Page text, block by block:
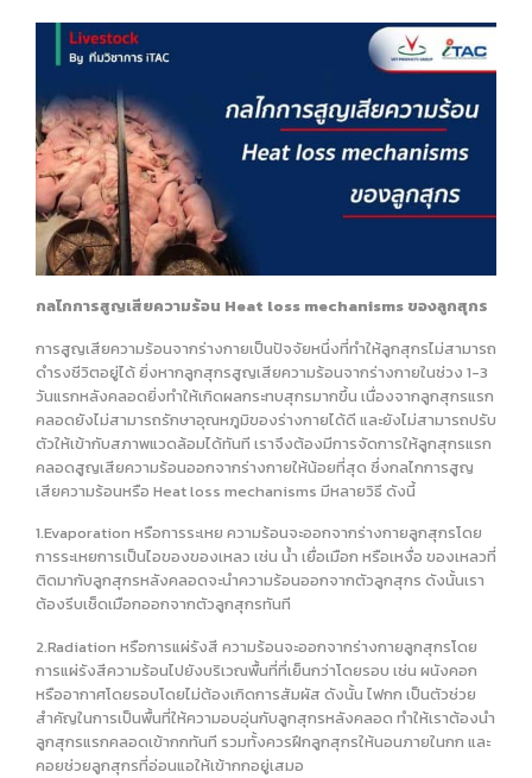
กลไกการสูญเสียความร้อน Heat loss mechanisms ของลูกสุกร
การสูญเสียความร้อนจากร่างกายเป็นปัจจัยหนึ่งที่ทำให้ลูกสุกรไม่สามารถ
ดำรงชีวิตอยู่ได้ ยิ่งหากลูกสุกรสูญเสียความร้อนจากร่างกายในช่วง 1-3
วันแรกหลังคลอดยิ่งทำให้เกิดผลกระทบสุกรมากขึ้น เนื่องจากลูกสุกรแรก
คลอดยังไม่สามารถรักษาอุณหภูมิของร่างกายได้ดี และยังไม่สามารถปรับ
ตัวให้เข้ากับสภาพแวดล้อมได้ทันที เราจึงต้องมีการจัดการให้ลูกสุกรแรก
คลอดสูญเสียความร้อนออกจากร่างกายให้น้อยที่สุด ซึ่งกลไกการสูญ
เสียความร้อนหรือ Heat loss mechanisms มีหลายวิธี ดังนี้
1.Evaporation หรือการระเหย ความร้อนจะออกจากร่างกายลูกสุกรโดย
การระเหยการเป็นไอของของเหลว เช่น น้ำ เยื่อเมือก หรือเหงื่อ ของเหลวที่
ติดมากับลูกสุกรหลังคลอดจะนำความร้อนออกจากตัวลูกสุกร ดังนั้นเรา
ต้องรีบเช็ดเมือกออกจากตัวลูกสุกรทันที
2.Radiation หรือการแผ่รังสี ความร้อนจะออกจากร่างกายลูกสุกรโดย
การแผ่รังสีความร้อนไปยังบริเวณพื้นที่ที่เย็นกว่าโดยรอบ เช่น ผนังคอก
หรืออากาศโดยรอบโดยไม่ต้องเกิดการสัมผัส ดังนั้น ไฟกก เป็นตัวช่วย
สำคัญในการเป็นพื้นที่ให้ความอบอุ่นกับลูกสุกรหลังคลอด ทำให้เราต้องนำ
ลูกสุกรแรกคลอดเข้ากกทันที รวมทั้งควรฝึกลูกสุกรให้นอนภายในกก และ
คอยช่วยลูกสุกรที่อ่อนแอให้เข้ากกอยู่เสมอ